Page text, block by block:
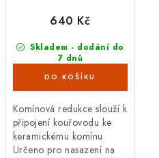
Skladem - dodání do
7 dnů
(58 ks)
640 Kč
Komínová redukce slouží k
připojení kouřovodu ke
keramickému komínu.
Určeno pro nasazení na